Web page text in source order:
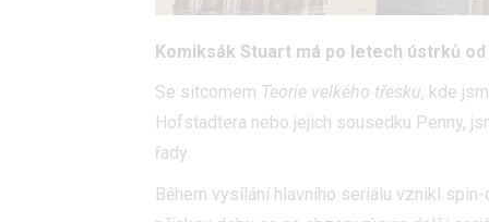
Komiksák Stuart má po letech ústrků
Se sitcomem Teorie velkého třesku, kde
Hofstadtera nebo jejich sousedku Penny,
řady.
Během vysílání hlavního seriálu vznikl